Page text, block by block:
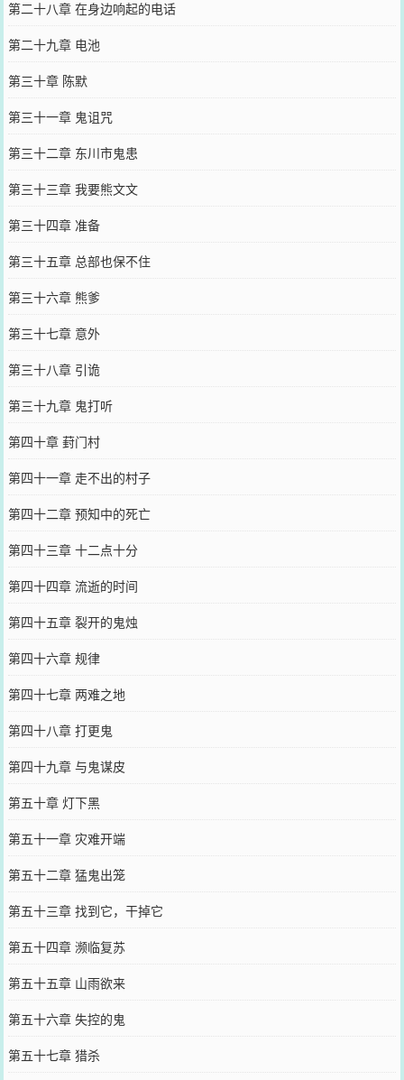
第二十八章 在身边响起的电话
第二十九章 电池
第三十章 陈默
第三十一章 鬼诅咒
第三十二章 东川市鬼患
第三十三章 我要熊文文
第三十四章 准备
第三十五章 总部也保不住
第三十六章 熊爹
第三十七章 意外
第三十八章 引诡
第三十九章 鬼打听
第四十章 葑门村
第四十一章 走不出的村子
第四十二章 预知中的死亡
第四十三章 十二点十分
第四十四章 流逝的时间
第四十五章 裂开的鬼烛
第四十六章 规律
第四十七章 两难之地
第四十八章 打更鬼
第四十九章 与鬼谋皮
第五十章 灯下黑
第五十一章 灾难开端
第五十二章 猛鬼出笼
第五十三章 找到它，干掉它
第五十四章 濒临复苏
第五十五章 山雨欲来
第五十六章 失控的鬼
第五十七章 猎杀